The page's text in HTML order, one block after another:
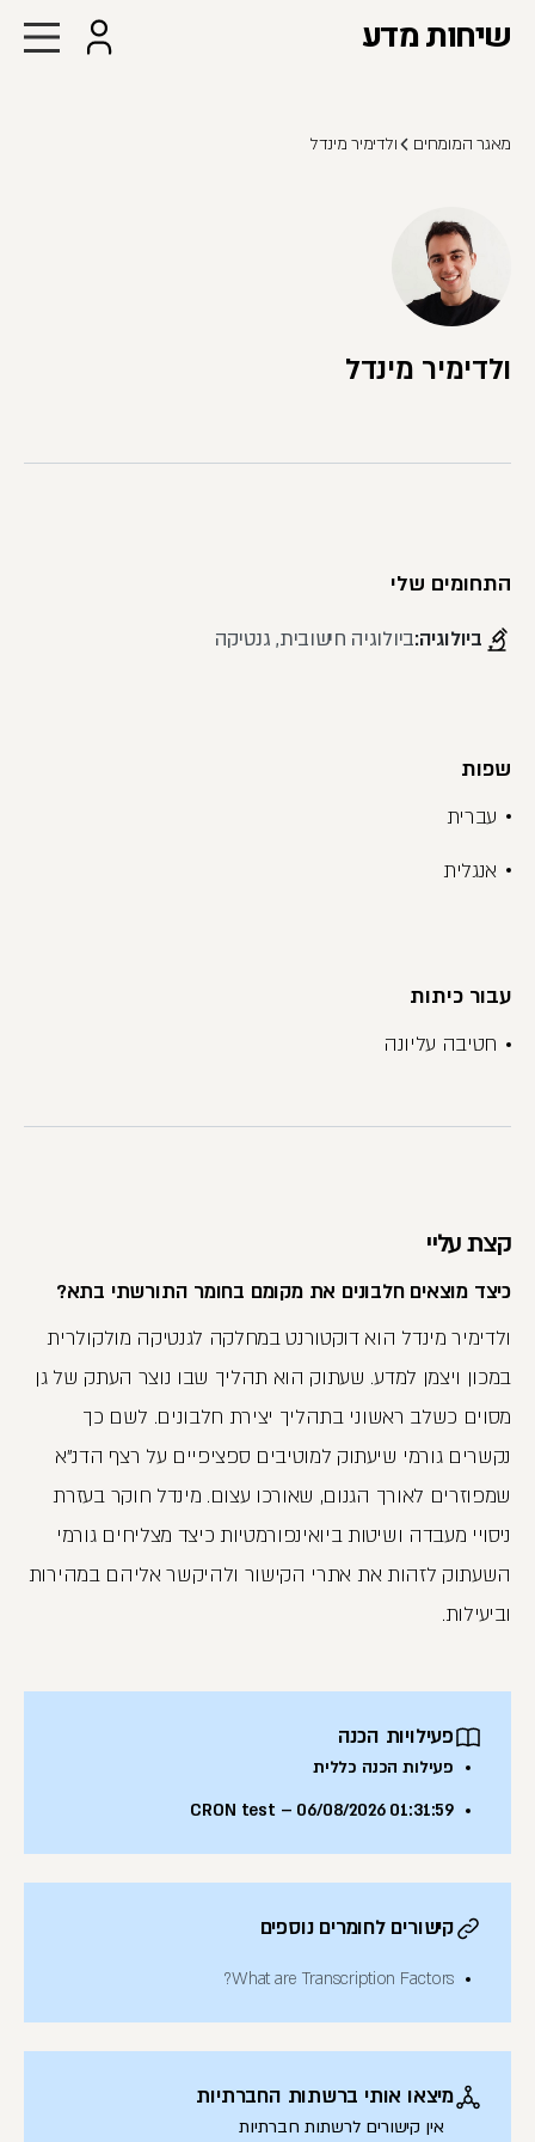
שיחות מדע
מאגר המומחים ולדימיר מינדל
ולדימיר מינדל
התחומים שלי
ביולוגיה:ביולוגיה חישובית, גנטיקה
שפות
עברית
אנגלית
עבור כיתות
חטיבה עליונה
קצת עליי
כיצד מוצאים חלבונים את מקומם בחומר התורשתי בתא?
ולדימיר מינדל הוא דוקטורנט במחלקה לגנטיקה מולקולרית
במכון ויצמן למדע. שעתוק הוא תהליך שבו נוצר העתק של גן
מסוים כשלב ראשוני בתהליך יצירת חלבונים. לשם כך
נקשרים גורמי שיעתוק למוטיבים ספציפיים על רצף הדנ"א
שמפוזרים לאורך הגנום, שאורכו עצום. מינדל חוקר בעזרת
ניסויי מעבדה ושיטות ביואינפורמטיות כיצד מצליחים גורמי
השעתוק לזהות את אתרי הקישור ולהיקשר אליהם במהירות
וביעילות.
פעילויות הכנה
פעילות הכנה כללית
CRON test – 06/08/2026 01:31:59
קישורים לחומרים נוספים
What are Transcription Factors?
מיצאו אותי ברשתות החברתיות
אין קישורים לרשתות חברתיות